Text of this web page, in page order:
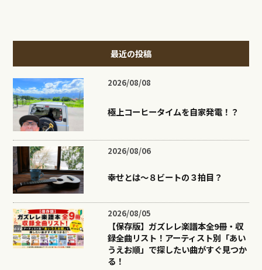
最近の投稿
2026/08/08
極上コーヒータイムを自家発電！？
2026/08/06
幸せとは〜８ビートの３拍目？
2026/08/05
【保存版】ガズレレ楽譜本全9冊・収
録全曲リスト！アーティスト別「あい
うえお順」で探したい曲がすぐ見つか
る！